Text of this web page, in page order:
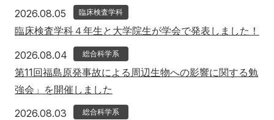
入試情報
アクセス 寄附
2026.08.05 2026年8月5日
臨床検査学科
臨床検査学科４年生と大学院生が学会で発表しました！
2026.08.04 2026年8月4日
総合科学系
第11回福島原発事故による周辺生物への影響に関する勉
強会」を開催しました
2026.08.03 2026年8月3日
総合科学系